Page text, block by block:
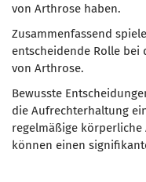
von Arthrose haben.
Zusammenfassend
entscheidende Rolle bei
von Arthrose.
Bewusste
die Aufrechterhaltung
regelmäßige körperliche
können einen